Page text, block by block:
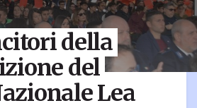
della
del
Lea